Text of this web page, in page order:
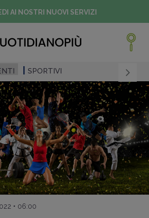
AI NOSTRI NUOVI SERVIZI
SPORTIVI
• 06:00